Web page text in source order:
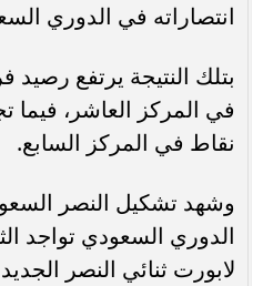
انتصاراته في الدوري
نقاط في المركز السابع.
وشهد تشكيل النصر
الدوري السعودي تواجد
لابورت ثنائي النصر